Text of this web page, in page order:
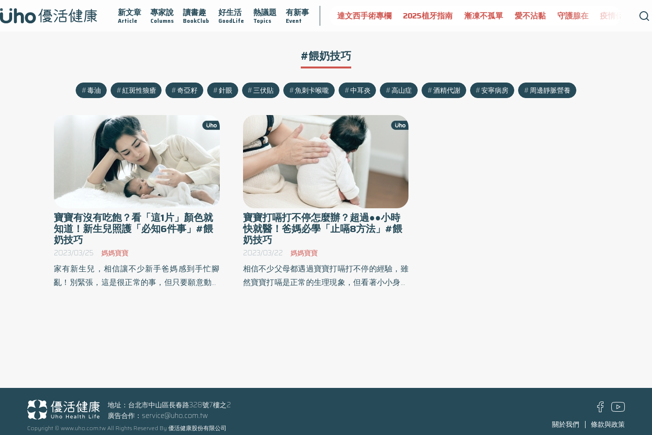
新文章
Article
專家說
Columns
讀書趣
BookClub
好生活
GoodLife
熱議題
Topics
有新事
Event
黏 守護腺在 疫情保衛戰 再生醫學 愛的未來視 認識攝護腺肥大 守護骨骼健康 達文西手術專欄 2025植牙指南 漸凍不孤單 愛不沾黏 守護腺在 疫情保衛戰
#餵奶技巧
毒油 紅斑性狼瘡 奇亞籽 針眼 三伏貼 魚刺卡喉嚨 中耳炎 高山症 酒精代謝 安寧病房 周邊靜脈營養
寶寶有沒有吃飽？看「這1片」顏色就
知道！新生兒照護「必知6件事」#餵
奶技巧
2023/03/25 媽媽寶寶
家有新生兒，相信讓不少新手爸媽感到手忙腳
亂！別緊張，這是很正常的事，但只要願意動手
寶寶打嗝打不停怎麼辦？超過●●小時
快就醫！爸媽必學「止嗝8方法」#餵
奶技巧
2023/03/22 媽媽寶寶
相信不少父母都遇過寶寶打嗝打不停的經驗，雖
然寶寶打嗝是正常的生理現象，但看著小小身軀
地址：台北市中山區長春路328號7樓之2
廣告合作： service@uho.com.tw
關於我們
條款與政策
Copyright © www.uho.com.tw All Rights Reserved By 優活健康股份有限公司